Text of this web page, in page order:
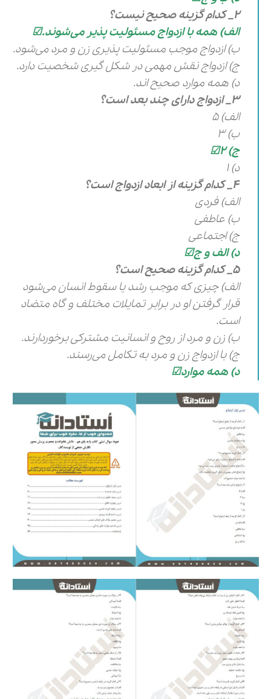
2_ کدام گزینه صحیح نیست؟
الف) همه با ازدواج مسئولیت پذیر می‌شوند.☑
ب) ازدواج موجب مسئولیت پذیری زن و مرد می‌شود.
ج) ازدواج نقش مهمی در شکل گیری شخصیت دارد.
د) همه موارد صحیح اند.
3_ ازدواج دارای چند بعد است؟
الف) 5
ب) 3
ج) 2☑
د) 1
4_ کدام گزینه از ابعاد ازدواج است؟
الف) فردی
ب) عاطفی
ج) اجتماعی
د) الف و ج☑
5_ کدام گزینه صحیح است؟
الف) چیزی که موجب رشد یا سقوط انسان می‌شود
قرار گرفتن او در برابر تمایلات مختلف و گاه متضاد
است.
ب) زن و مرد از روح و انسانیت مشترکی برخوردارند.
ج) با ازدواج زن و مرد به تکامل می‌رسند.
د) همه موارد☑